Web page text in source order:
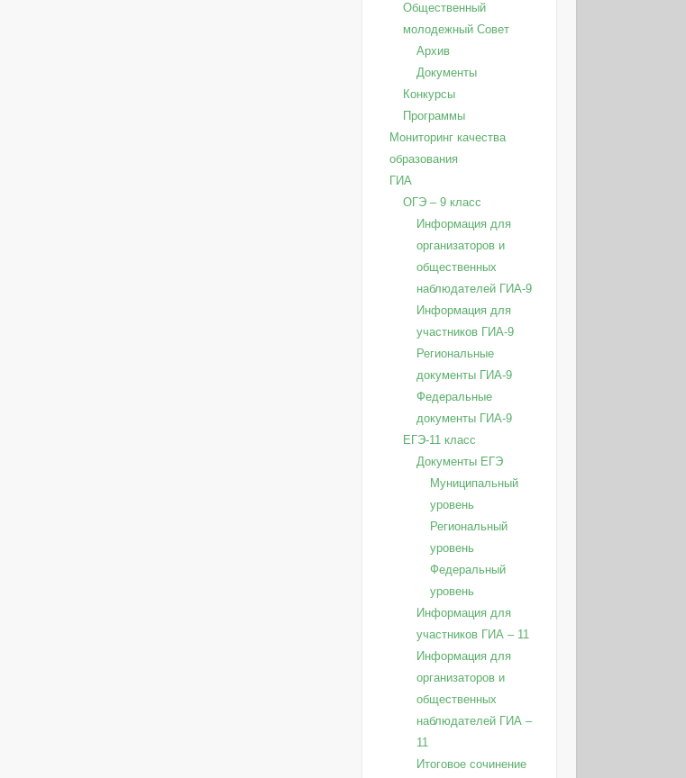
Общественный
молодежный Совет
Архив
Документы
Конкурсы
Программы
Мониторинг качества
образования
ГИА
ОГЭ – 9 класс
Информация для
организаторов и
общественных
наблюдателей ГИА-9
Информация для
участников ГИА-9
Региональные
документы ГИА-9
Федеральные
документы ГИА-9
ЕГЭ-11 класс
Документы ЕГЭ
Муниципальный
уровень
Региональный
уровень
Федеральный
уровень
Информация для
участников ГИА – 11
Информация для
организаторов и
общественных
наблюдателей ГИА –
11
Итоговое сочинение